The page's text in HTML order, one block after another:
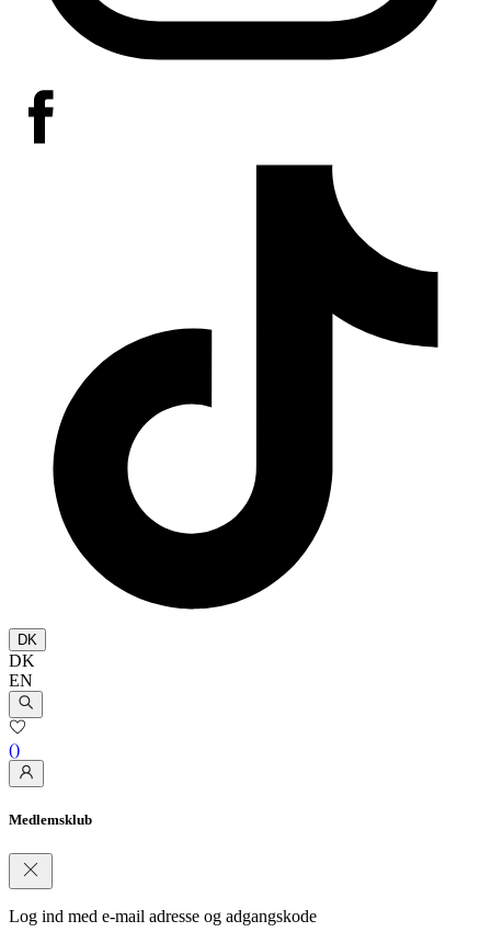
DK
DK
EN
()
Medlemsklub
Log ind med e-mail adresse og adgangskode